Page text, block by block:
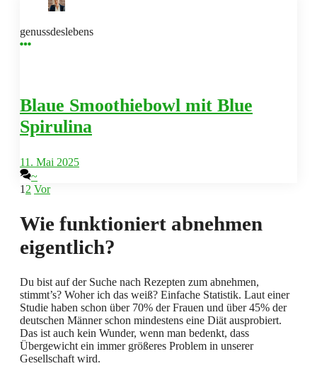
genussdeslebens
Blaue Smoothiebowl mit Blue
Spirulina
11. Mai 2025
~
1 2 Vor
Wie funktioniert abnehmen
eigentlich?
Du bist auf der Suche nach Rezepten zum abnehmen,
stimmt’s? Woher ich das weiß? Einfache Statistik. Laut einer
Studie haben schon über 70% der Frauen und über 45% der
deutschen Männer schon mindestens eine Diät ausprobiert.
Das ist auch kein Wunder, wenn man bedenkt, dass
Übergewicht ein immer größeres Problem in unserer
Gesellschaft wird.